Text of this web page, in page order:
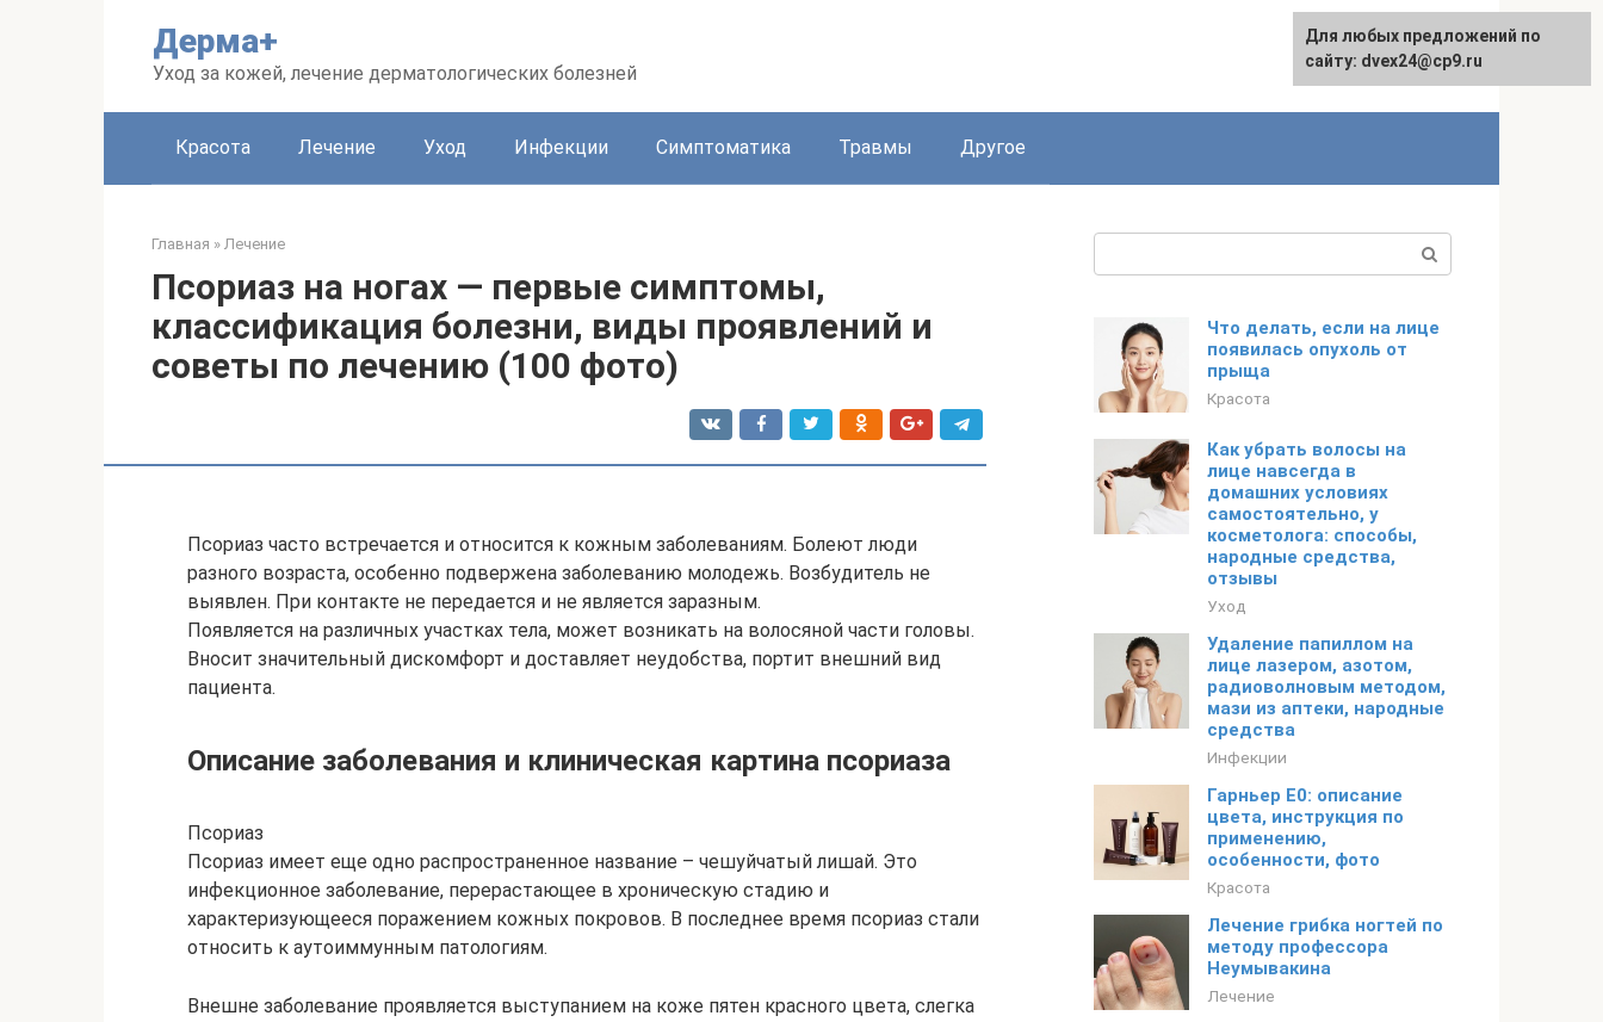
Дерма+
Уход за кожей, лечение дерматологических болезней
Красота Лечение Уход Инфекции Симптоматика Травмы Другое
Главная » Лечение
Псориаз на ногах — первые симптомы,
классификация болезни, виды проявлений и
советы по лечению (100 фото)
Псориаз часто встречается и относится к кожным заболеваниям. Болеют люди
разного возраста, особенно подвержена заболеванию молодежь. Возбудитель не
выявлен. При контакте не передается и не является заразным.
Появляется на различных участках тела, может возникать на волосяной части головы.
Вносит значительный дискомфорт и доставляет неудобства, портит внешний вид
пациента.
Описание заболевания и клиническая картина псориаза
Псориаз
Псориаз имеет еще одно распространенное название – чешуйчатый лишай. Это
инфекционное заболевание, перерастающее в хроническую стадию и
характеризующееся поражением кожных покровов. В последнее время псориаз стали
относить к аутоиммунным патологиям.
Внешне заболевание проявляется выступанием на коже пятен красного цвета, слегка
Что делать, если на лице
появилась опухоль от
прыща
Красота
Как убрать волосы на
лице навсегда в
домашних условиях
самостоятельно, у
косметолога: способы,
народные средства,
отзывы
Уход
Удаление папиллом на
лице лазером, азотом,
радиоволновым методом,
мази из аптеки, народные
средства
Инфекции
Гарньер Е0: описание
цвета, инструкция по
применению,
особенности, фото
Красота
Лечение грибка ногтей по
методу профессора
Неумывакина
Лечение
Для любых предложений по
сайту: dvex24@cp9.ru